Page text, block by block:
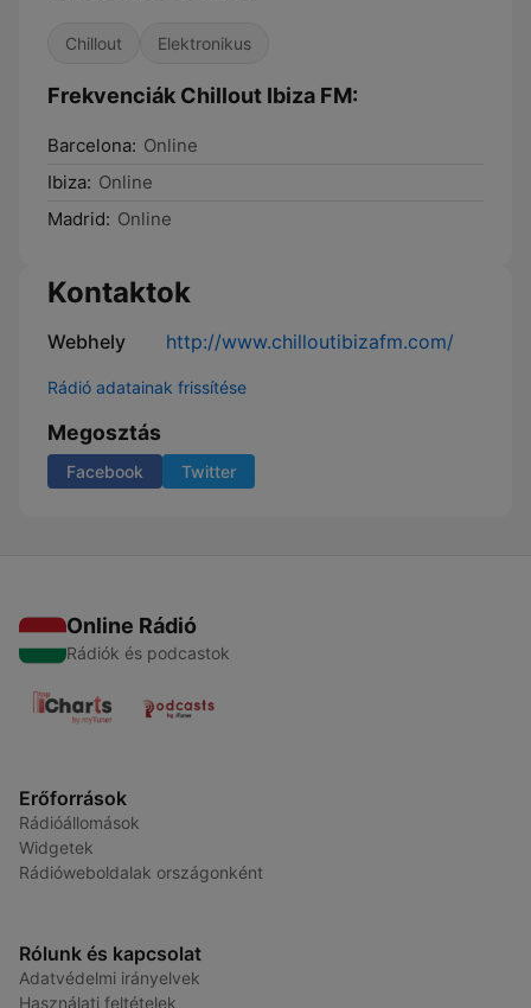
Chillout Elektronikus
Frekvenciák Chillout Ibiza FM:
Barcelona: Online
Ibiza: Online
Madrid: Online
Kontaktok
Webhely http://www.chilloutibizafm.com/
Rádió adatainak frissítése
Megosztás
Facebook Twitter
Online Rádió
Rádiók és podcastok
Erőforrások
Rádióállomások
Widgetek
Rádióweboldalak országonként
Rólunk és kapcsolat
Adatvédelmi irányelvek
Használati feltételek